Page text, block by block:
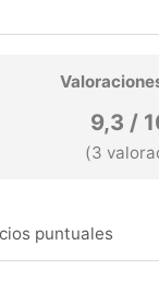
9,3 /
(3
puntuales